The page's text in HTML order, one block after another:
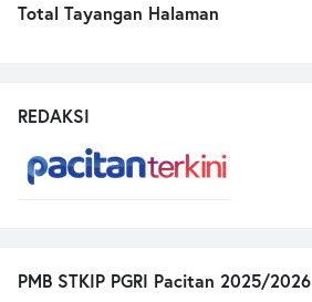
Total Tayangan Halaman
REDAKSI
PMB STKIP PGRI Pacitan 2025/2026